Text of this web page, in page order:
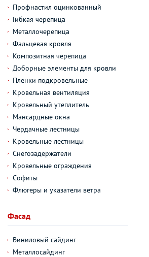
Профнастил оцинкованный
Гибкая черепица
Металлочерепица
Фальцевая кровля
Композитная черепица
Доборные элементы для кровли
Пленки подкровельные
Кровельная вентиляция
Кровельный утеплитель
Мансардные окна
Чердачные лестницы
Кровельные лестницы
Снегозадержатели
Кровельные ограждения
Софиты
Флюгеры и указатели ветра
Фасад
Виниловый сайдинг
Металлосайдинг